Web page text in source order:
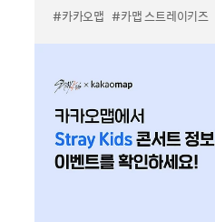
#카카오맵 #카맵 스트레이키즈